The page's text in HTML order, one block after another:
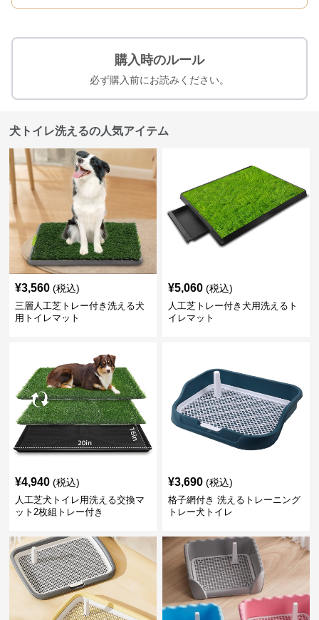
購入時のルール
必ず購入前にお読みください。
犬トイレ洗えるの人気アイテム
¥3,560 (税込)
三層人工芝トレー付き洗える犬
用トイレマット
¥5,060 (税込)
人工芝トレー付き犬用洗えるト
イレマット
¥4,940 (税込)
人工芝犬トイレ用洗える交換マ
ット2枚組トレー付き
¥3,690 (税込)
格子網付き 洗えるトレーニング
トレー犬トイレ